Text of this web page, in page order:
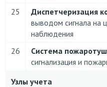
25
Диспетчеризация
выводом сигнала на
наблюдения
26 Система
сигнализация и
Узлы учета